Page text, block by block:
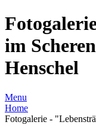
im
Henschel
Menu
Home
Fotogalerie -